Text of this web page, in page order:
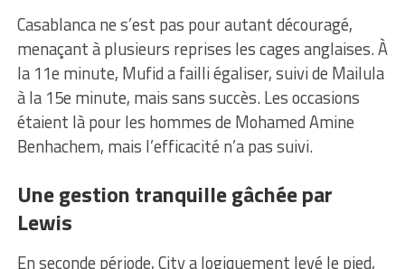
Casablanca ne s’est pas pour autant découragé,
menaçant à plusieurs reprises les cages anglaises. À
la 11e minute, Mufid a failli égaliser, suivi de Mailula
à la 15e minute, mais sans succès. Les occasions
étaient là pour les hommes de Mohamed Amine
Benhachem, mais l’efficacité n’a pas suivi.
Une gestion tranquille gâchée par
Lewis
En seconde période, City a logiquement levé le pied,